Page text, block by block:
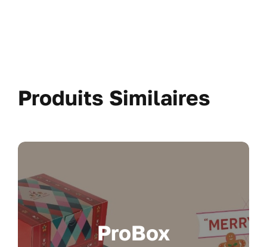
Produits Similaires
ProBox